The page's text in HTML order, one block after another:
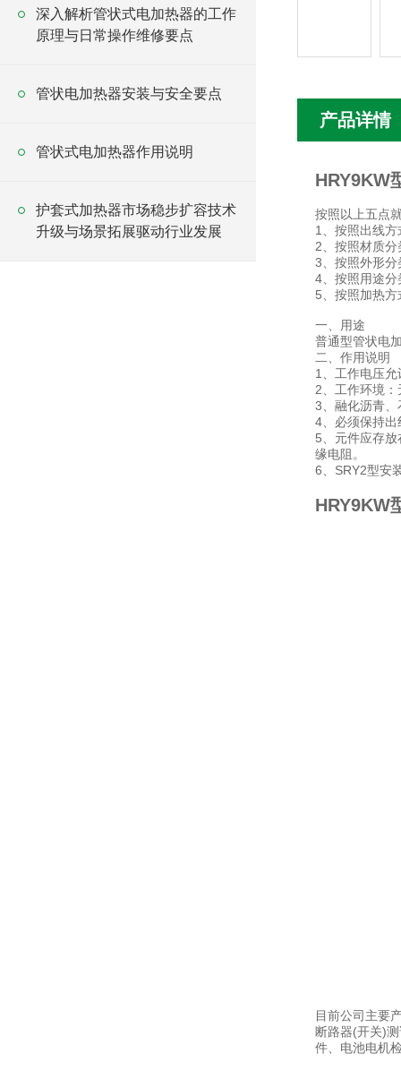
深入解析管状式电加热器的工作
原理与日常操作维修要点
管状电加热器安装与安全要点
管状式电加热器作用说明
护套式加热器市场稳步扩容技术
升级与场景拓展驱动行业发展
产品详情
HRY9KW
按照以上五点
1、按照出线
2、按照材质
3、按照外形
4、按照用途
5、按照加热
一、用途
普通型管状电
二、作用说明
1、工作电压
2、工作环境
3、融化沥青
4、必须保持
5、元件应存
缘电阻。
6、SRY2型安
HRY9KW
目前公司主要
断路器(开关)
件、电池电机